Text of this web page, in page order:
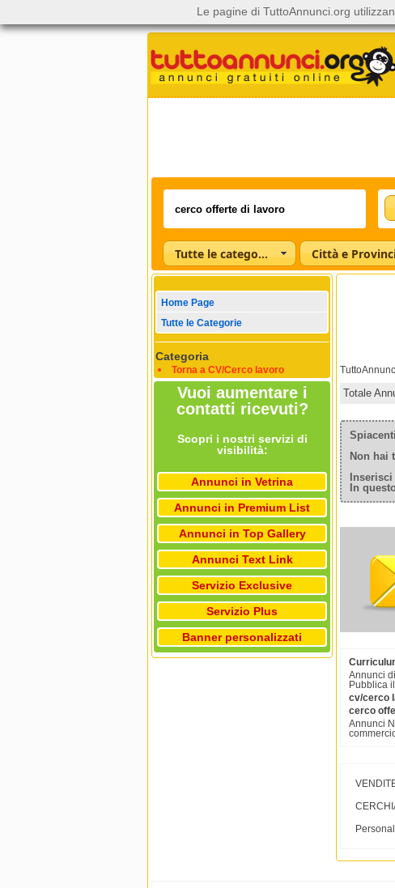
Tutte le categorie Città e
Home Page
Tutte le Categorie
Categoria
Torna a CV/Cerco lavoro
Vuoi aumentare i
contatti ricevuti?
Scopri i nostri servizi di
visibilità:
Annunci in Vetrina
Annunci in Premium List
Annunci in Top Gallery
Annunci Text Link
Servizio Exclusive
Servizio Plus
Banner personalizzati
Totale
Non hai
In
Annunci
Pubblica
cv/cerco
cerco
Annunci
Le pagine di TuttoAnnunci.org